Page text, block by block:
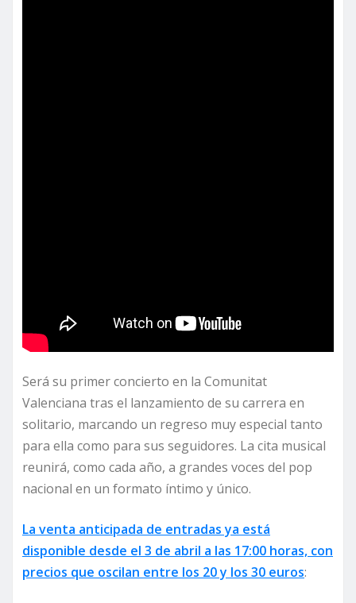
Será su primer concierto en la Comunitat
Valenciana tras el lanzamiento de su carrera en
solitario, marcando un regreso muy especial tanto
para ella como para sus seguidores. La cita musical
reunirá, como cada año, a grandes voces del pop
nacional en un formato íntimo y único.
La venta anticipada de entradas ya está
disponible desde el 3 de abril a las 17:00 horas, con
precios que oscilan entre los 20 y los 30 euros: